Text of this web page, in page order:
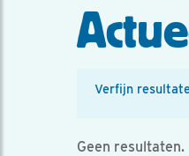
Verfijn
Geen resultaten.